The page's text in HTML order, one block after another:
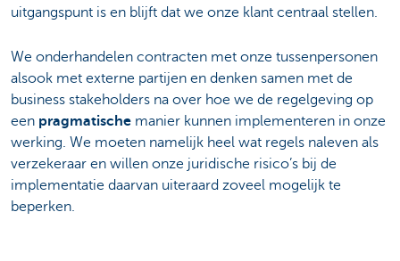
uitgangspunt is en blijft dat we onze klant centraal stellen.
We onderhandelen contracten met onze tussenpersonen
alsook met externe partijen en denken samen met de
business stakeholders na over hoe we de regelgeving op
een pragmatische manier kunnen implementeren in onze
werking. We moeten namelijk heel wat regels naleven als
verzekeraar en willen onze juridische risico’s bij de
implementatie daarvan uiteraard zoveel mogelijk te
beperken.